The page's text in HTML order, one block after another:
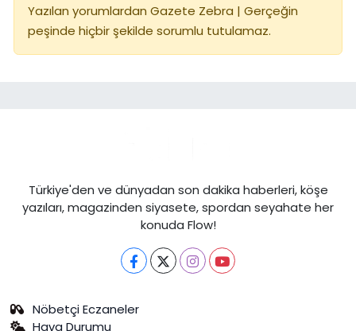
Yazılan yorumlardan Gazete Zebra | Gerçeğin
peşinde hiçbir şekilde sorumlu tutulamaz.
Türkiye'den ve dünyadan son dakika haberleri, köşe
yazıları, magazinden siyasete, spordan seyahate her
konuda Flow!
Nöbetçi Eczaneler
Hava Durumu